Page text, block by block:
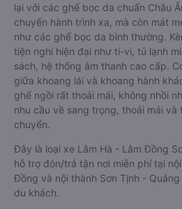
lại với các ghế bọc da chuẩn Châu
chuyến hành trình xa, mà còn mát
như các ghế bọc da bình thường.
tiện nghi hiện đại như ti-vi, tủ lạnh
sách, hệ thống âm thanh cao cấp.
giữa khoang lái và khoang hành
ghế ngồi rất thoải mái, không nhồi
nhu cầu về sang trọng, thoải mái
chuyển.
Đây là loại xe Lâm Hà - Lâm Đồng
hỗ trợ đón/trả tận nơi miễn phí tại
Đồng và nội thành Sơn Tịnh -
du khách.